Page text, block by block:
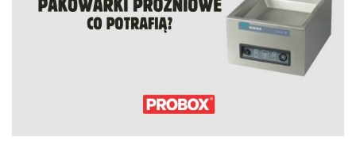
korzystania z funkcjonalności naszej strony poprzez dopasowanie jej do
Twoich indywidualnych preferencji. Wyrażenie zgody na funkcjonalne i
personalizacyjne pliki cookies gwarantuje dostępność większej ilości funkcji
Więcej
Analityczne pliki cookies pomagają nam rozwijać się i dostosowywać do
Cookies analityczne pozwalają na uzyskanie informacji w zakresie